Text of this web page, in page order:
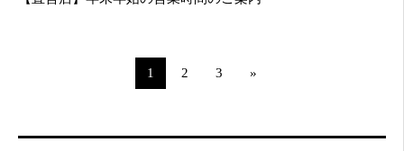
1 2 3 »